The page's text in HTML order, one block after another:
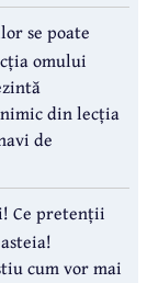
se poate
omului
din lecția
de
Ce pretenții
cum vor mai